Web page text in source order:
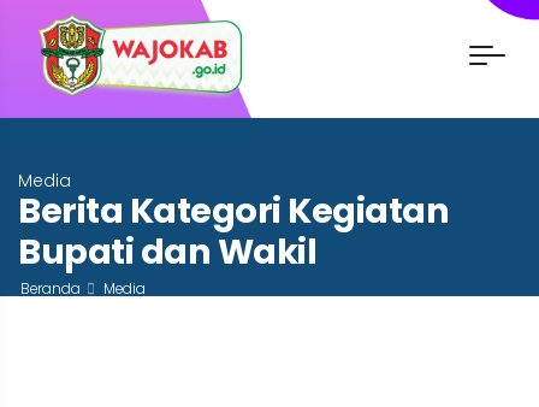
Media
Berita Kategori Kegiatan
Bupati dan Wakil
Beranda Media